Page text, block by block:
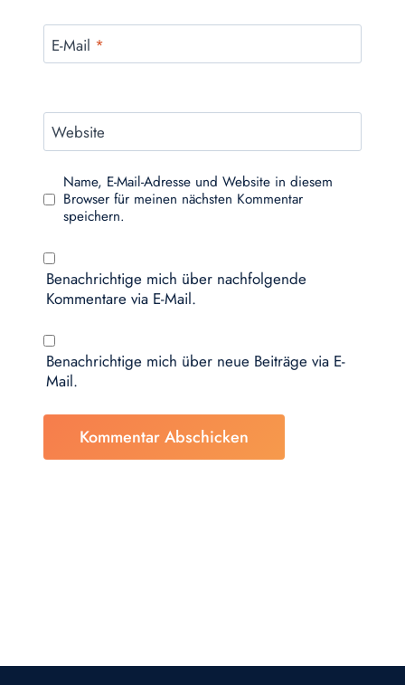
E-Mail *
Website
Name, E-Mail-Adresse und Website in diesem
Browser für meinen nächsten Kommentar
speichern.
Benachrichtige mich über nachfolgende
Kommentare via E-Mail.
Benachrichtige mich über neue Beiträge via E-
Mail.